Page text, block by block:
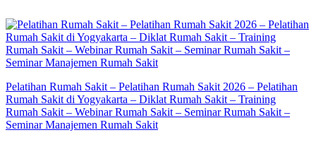
to
content
Pelatihan Rumah Sakit – Pelatihan Rumah Sakit 2026 – Pelatihan
Rumah Sakit di Yogyakarta – Diklat Rumah Sakit – Training
Rumah Sakit – Webinar Rumah Sakit – Seminar Rumah Sakit –
Seminar Manajemen Rumah Sakit